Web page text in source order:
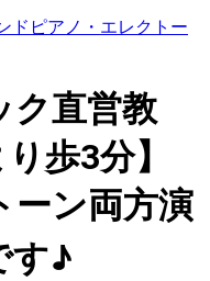
ドピアノ・エレクトー
ク直営教
歩3分】
ーン両方演
す♪